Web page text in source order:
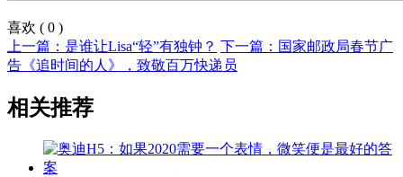
喜欢 ( 0 )
上一篇：是谁让Lisa“轻”有独钟？ 下一篇：国家邮政局春节广
告《追时间的人》，致敬百万快递员
相关推荐